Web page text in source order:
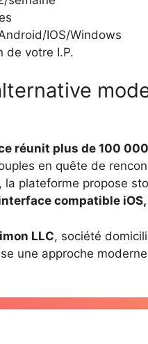
IOS/Windows
de votre I.P.
réunit plus de 100
en quête de
la plateforme propose
compatible
LLC, société
une approche